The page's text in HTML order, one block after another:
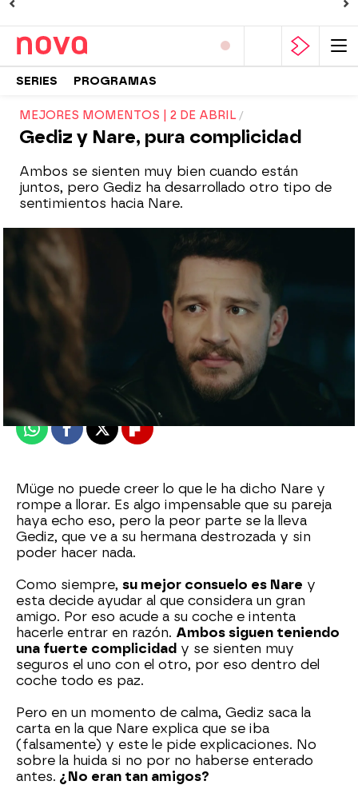
SERIES PROGRAMAS
MEJORES MOMENTOS | 2 DE ABRIL
Gediz y Nare, pura complicidad
Ambos se sienten muy bien cuando están
juntos, pero Gediz ha desarrollado otro tipo de
sentimientos hacia Nare.
Publicado: 03 de abril de 2022, 02:04
WhatsappFacebook
X Flipboard
Müge no puede creer lo que le ha dicho Nare y
rompe a llorar. Es algo impensable que su pareja
haya echo eso, pero la peor parte se la lleva
Gediz, que ve a su hermana destrozada y sin
poder hacer nada.
Como siempre, su mejor consuelo es Nare y
esta decide ayudar al que considera un gran
amigo. Por eso acude a su coche e intenta
hacerle entrar en razón. Ambos siguen teniendo
una fuerte complicidad y se sienten muy
seguros el uno con el otro, por eso dentro del
coche todo es paz.
Pero en un momento de calma, Gediz saca la
carta en la que Nare explica que se iba
(falsamente) y este le pide explicaciones. No
sobre la huida si no por no haberse enterado
antes. ¿No eran tan amigos?